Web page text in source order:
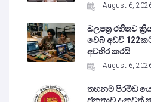
August 6,
බලපත්‍ර රහිතව
වෙබ් අඩවි
අවහිර කරයි
August 6,
තහනම් පිරමීඩ